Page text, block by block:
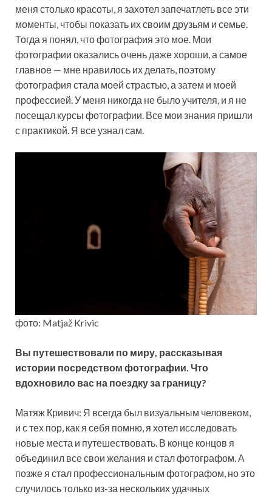
меня столько красоты, я захотел запечатлеть все эти
моменты, чтобы показать их своим друзьям и семье.
Тогда я понял, что фотография это мое. Мои
фотографии оказались очень даже хороши, а самое
главное — мне нравилось их делать, поэтому
фотография стала моей страстью, а затем и моей
профессией. У меня никогда не было учителя, и я не
посещал курсы фотографии. Все мои знания пришли
с практикой. Я все узнал сам.
фото: Matjaž Krivic
Вы путешествовали по миру, рассказывая
истории посредством фотографии. Что
вдохновило вас на поездку за границу?
Матяж Кривич: Я всегда был визуальным человеком,
и с тех пор, как я себя помню, я хотел исследовать
новые места и путешествовать. В конце концов я
объединил все свои желания и стал фотографом. А
позже я стал профессиональным фотографом, но это
случилось только из-за нескольких удачных